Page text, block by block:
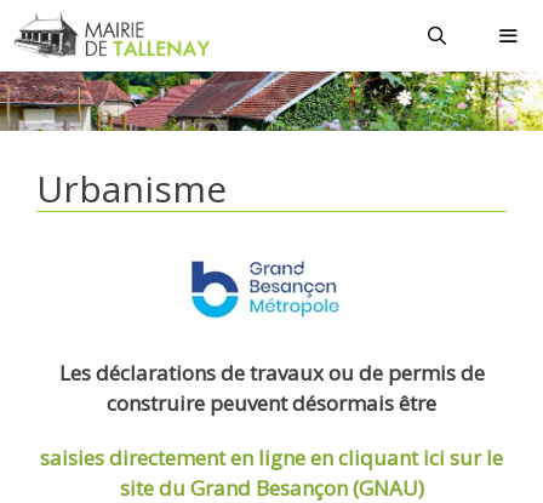
Aller
au
contenu
Urbanisme
Les déclarations de travaux ou de permis de
construire peuvent désormais être
saisies directement en ligneen cliquant ici sur le
site du Grand Besançon (GNAU)